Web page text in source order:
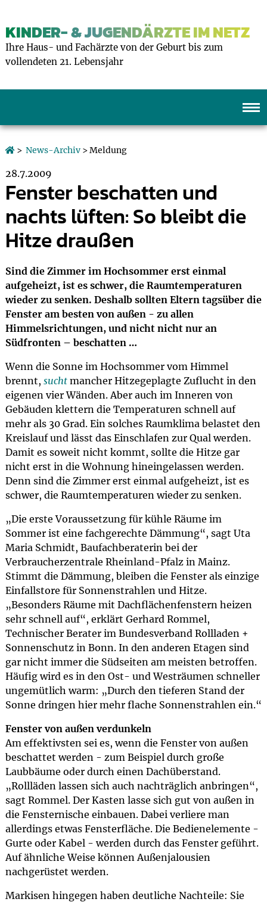
KINDER- & JUGENDÄRZTE IM NETZ
Ihre Haus- und Fachärzte von der Geburt bis zum
vollendeten 21. Lebensjahr
> News-Archiv> Meldung
28.7.2009
Fenster beschatten und
nachts lüften: So bleibt die
Hitze draußen
Sind die Zimmer im Hochsommer erst einmal
aufgeheizt, ist es schwer, die Raumtemperaturen
wieder zu senken. Deshalb sollten Eltern tagsüber die
Fenster am besten von außen - zu allen
Himmelsrichtungen, und nicht nicht nur an
Südfronten – beschatten …
Wenn die Sonne im Hochsommer vom Himmel
brennt, suchtmancher Hitzegeplagte Zuflucht in den
eigenen vier Wänden. Aber auch im Inneren von
Gebäuden klettern die Temperaturen schnell auf
mehr als 30 Grad. Ein solches Raumklima belastet den
Kreislauf und lässt das Einschlafen zur Qual werden.
Damit es soweit nicht kommt, sollte die Hitze gar
nicht erst in die Wohnung hineingelassen werden.
Denn sind die Zimmer erst einmal aufgeheizt, ist es
schwer, die Raumtemperaturen wieder zu senken.
„Die erste Voraussetzung für kühle Räume im
Sommer ist eine fachgerechte Dämmung“, sagt Uta
Maria Schmidt, Baufachberaterin bei der
Verbraucherzentrale Rheinland-Pfalz in Mainz.
Stimmt die Dämmung, bleiben die Fenster als einzige
Einfallstore für Sonnenstrahlen und Hitze.
„Besonders Räume mit Dachflächenfenstern heizen
sehr schnell auf“, erklärt Gerhard Rommel,
Technischer Berater im Bundesverband Rollladen +
Sonnenschutz in Bonn. In den anderen Etagen sind
gar nicht immer die Südseiten am meisten betroffen.
Häufig wird es in den Ost- und Westräumen schneller
ungemütlich warm: „Durch den tieferen Stand der
Sonne dringen hier mehr flache Sonnenstrahlen ein.“
Fenster von außen verdunkeln
Am effektivsten sei es, wenn die Fenster von außen
beschattet werden - zum Beispiel durch große
Laubbäume oder durch einen Dachüberstand.
„Rollläden lassen sich auch nachträglich anbringen“,
sagt Rommel. Der Kasten lasse sich gut von außen in
die Fensternische einbauen. Dabei verliere man
allerdings etwas Fensterfläche. Die Bedienelemente -
Gurte oder Kabel - werden durch das Fenster geführt.
Auf ähnliche Weise können Außenjalousien
nachgerüstet werden.
Markisen hingegen haben deutliche Nachteile: Sie